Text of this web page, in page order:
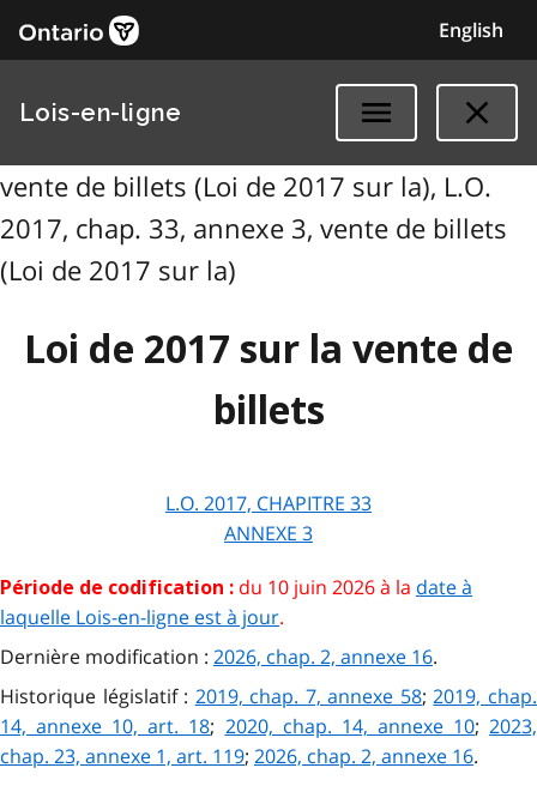
English
Lois-en-ligne
vente de billets (Loi de 2017 sur la), L.O.
2017, chap. 33, annexe 3, vente de billets
(Loi de 2017 sur la)
Loi de 2017 sur la vente de
billets
L.O. 2017, CHAPITRE 33
ANNEXE 3
Période de codification : du 10 juin 2026 à la date à
laquelle Lois-en-ligne est à jour.
Dernière modification : 2026, chap. 2, annexe 16.
Historique législatif : 2019, chap. 7, annexe 58;2019, chap.
14, annexe 10, art. 18; 2020, chap. 14, annexe 10;2023,
chap. 23, annexe 1, art. 119; 2026, chap. 2, annexe 16.